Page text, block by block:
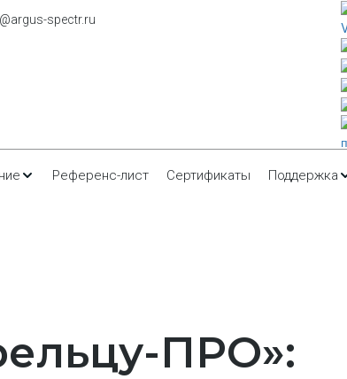
spectr.ru
Референс-лист Сертификаты Поддержка
ПРО»: